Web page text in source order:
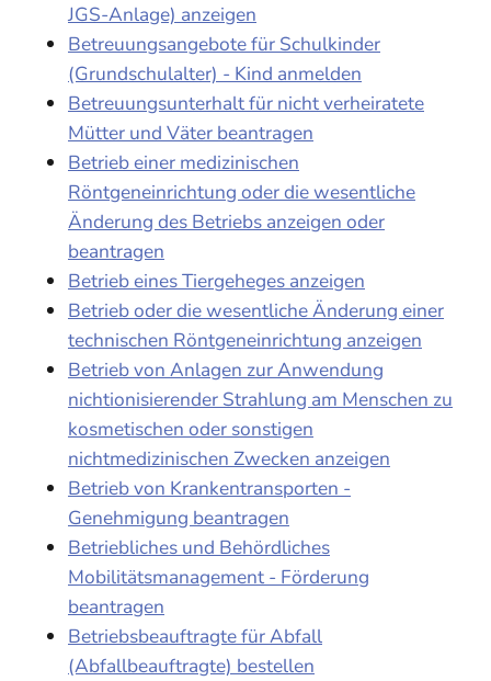
JGS-Anlage) anzeigen
Betreuungsangebote für Schulkinder
(Grundschulalter) - Kind anmelden
Betreuungsunterhalt für nicht verheiratete
Mütter und Väter beantragen
Betrieb einer medizinischen
Röntgeneinrichtung oder die wesentliche
Änderung des Betriebs anzeigen oder
beantragen
Betrieb eines Tiergeheges anzeigen
Betrieb oder die wesentliche Änderung einer
technischen Röntgeneinrichtung anzeigen
Betrieb von Anlagen zur Anwendung
nichtionisierender Strahlung am Menschen zu
kosmetischen oder sonstigen
nichtmedizinischen Zwecken anzeigen
Betrieb von Krankentransporten -
Genehmigung beantragen
Betriebliches und Behördliches
Mobilitätsmanagement - Förderung
beantragen
Betriebsbeauftragte für Abfall
(Abfallbeauftragte) bestellen